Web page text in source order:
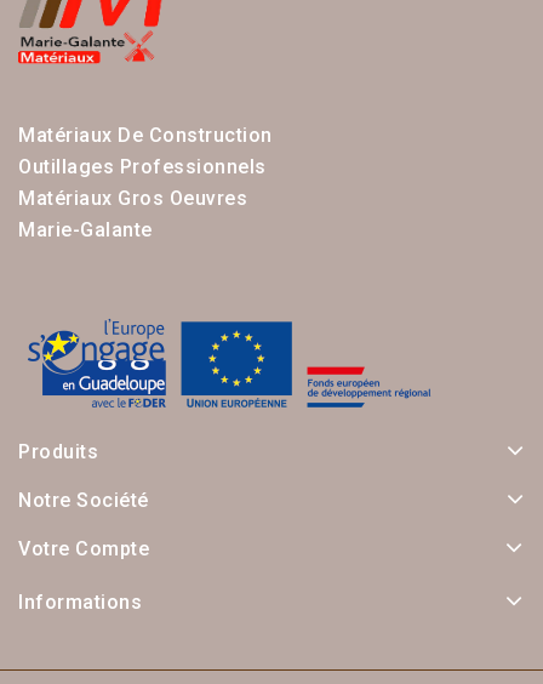
Matériaux De Construction
Outillages Professionnels
Matériaux Gros Oeuvres
Marie-Galante
Produits
Notre Société
Votre Compte
Informations